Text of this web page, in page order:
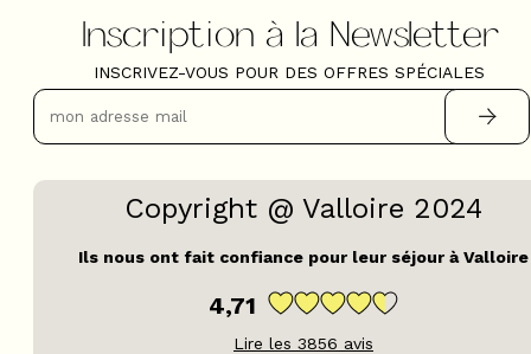
4 pièces - APPARTEMENT
−
OpenStreetMap Streets
Satellite
Inscription à la Newsletter
INSCRIVEZ-VOUS POUR DES OFFRES SPÉCIALES
Copyright @ Valloire 2024
Ils nous ont fait confiance pour leur séjour à Valloire
4,71
Lire les 3856 avis